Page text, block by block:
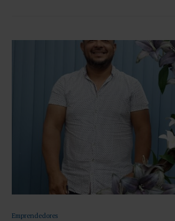
Emprendedores